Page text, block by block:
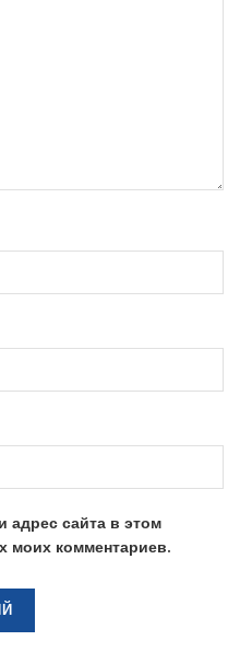
адрес сайта в этом
моих комментариев.